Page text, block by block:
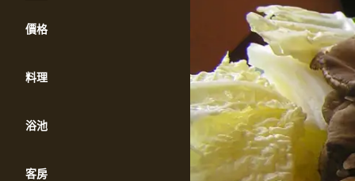
價格
料理
浴池
客房